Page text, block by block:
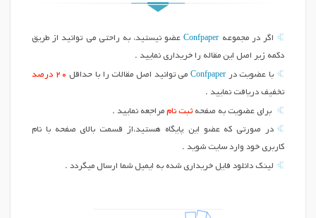
اگر در مجموعه Confpaperعضو نیستید، به راحتی می توانید از طریق
دکمه زیر اصل این مقاله را خریداری نمایید .
با عضویت در Confpaperمی توانید اصل مقالات را با حداقل 20 درصد
تخفیف دریافت نمایید .
برای عضویت به صفحه ثبت نام مراجعه نمایید .
در صورتی که عضو این پایگاه هستید،از قسمت بالای صفحه با نام
کاربری خود وارد سایت شوید .
لینک دانلود فایل خریداری شده به ایمیل شما ارسال میگردد .